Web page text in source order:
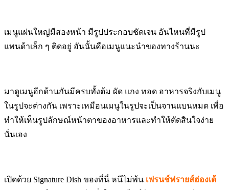
เมนูแผ่นใหญ่มีสองหน้า มีรูปประกอบชัดเจน อันไหนที่มีรูป
แพนด้าเล็ก ๆ ติดอยู่ อันนั้นคือเมนูแนะนำของทางร้านนะ
มาดูเมนูอีกด้านกันมีครบทั้งต้ม ผัด แกง ทอด อาหารจริงกับเมนู
ในรูปจะต่างกัน เพราะเหมือนเมนูในรูปจะเป็นจานแบนหมด เพื่อ
ทำให้เห็นรูปลักษณ์หน้าตาของอาหารและทำให้ตัดสินใจง่าย
นั่นเอง
เปิดด้วย Signature Dish ของที่นี่ หนีไม่พ้น เฟรนช์ฟรายส์ฮ่องเต้